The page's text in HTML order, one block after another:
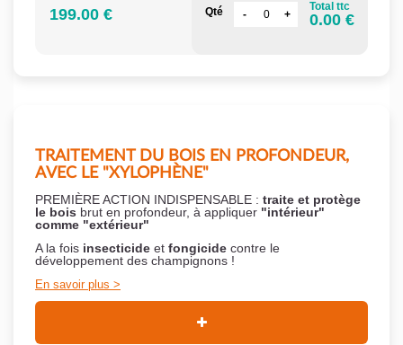
199.00 € Qté Total ttc
0.00 €
TRAITEMENT DU BOIS EN PROFONDEUR,
AVEC LE "XYLOPHÈNE"
PREMIÈRE ACTION INDISPENSABLE : traite et protège
le bois brut en profondeur, à appliquer "intérieur"
comme "extérieur"
A la fois insecticide et fongicide contre le
développement des champignons !
En savoir plus